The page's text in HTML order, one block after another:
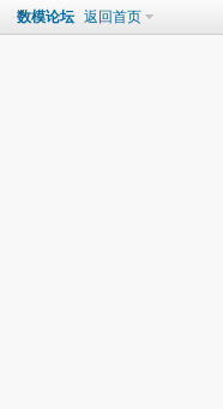
数模论坛 返回首页